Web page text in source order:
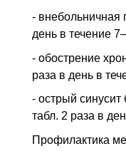
- внебольничная
день в течение
- обострение
раза в день в
- острый
табл. 2 раза в
Профилактика